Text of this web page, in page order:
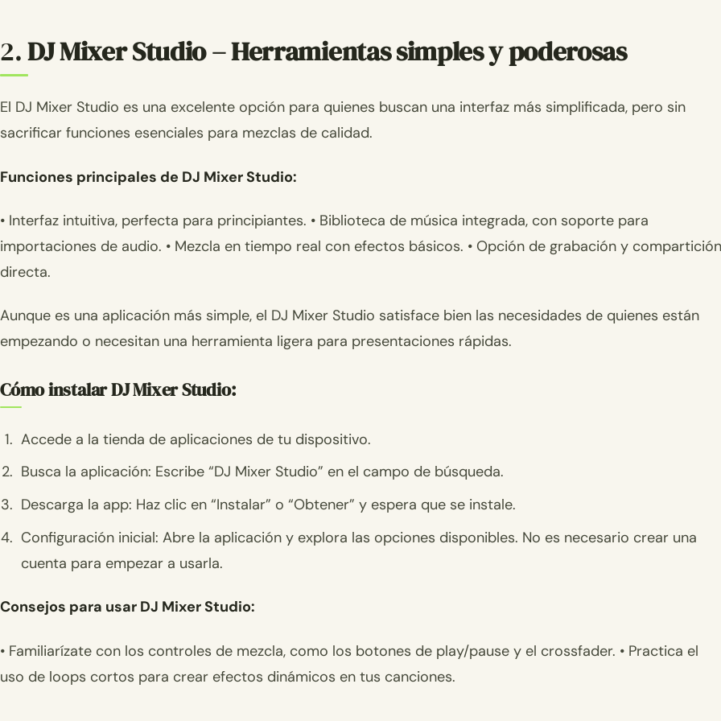
2.DJ Mixer Studio – Herramientas simples y poderosas
El DJ Mixer Studio es una excelente opción para quienes buscan una interfaz más simplificada, pero sin
sacrificar funciones esenciales para mezclas de calidad.
Funciones principales de DJ Mixer Studio:
• Interfaz intuitiva, perfecta para principiantes. • Biblioteca de música integrada, con soporte para
importaciones de audio. • Mezcla en tiempo real con efectos básicos. • Opción de grabación y compartición
directa.
Aunque es una aplicación más simple, el DJ Mixer Studio satisface bien las necesidades de quienes están
empezando o necesitan una herramienta ligera para presentaciones rápidas.
Cómo instalar DJ Mixer Studio:
Accede a la tienda de aplicaciones de tu dispositivo.
Busca la aplicación: Escribe “DJ Mixer Studio” en el campo de búsqueda.
Descarga la app: Haz clic en “Instalar” o “Obtener” y espera que se instale.
Configuración inicial: Abre la aplicación y explora las opciones disponibles. No es necesario crear una
cuenta para empezar a usarla.
Consejos para usar DJ Mixer Studio:
• Familiarízate con los controles de mezcla, como los botones de play/pause y el crossfader. • Practica el
uso de loops cortos para crear efectos dinámicos en tus canciones.